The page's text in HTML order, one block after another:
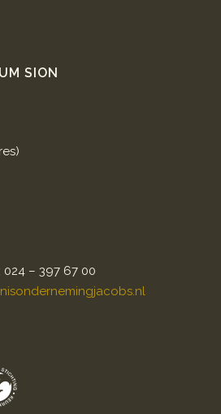
SION
– 397 67 00